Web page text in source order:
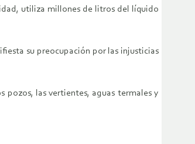
utiliza millones de litros del líquido
su preocupación por las injusticias
pozos, las vertientes, aguas termales y